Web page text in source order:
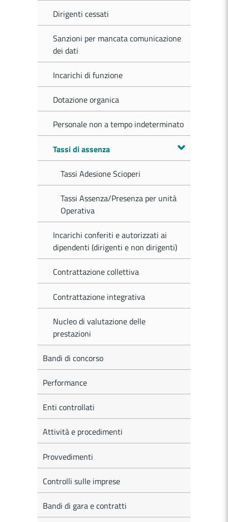
Dirigenti cessati
Sanzioni per mancata comunicazione
dei dati
Incarichi di funzione
Dotazione organica
Personale non a tempo indeterminato
Tassi di assenza
Tassi Adesione Scioperi
Tassi Assenza/Presenza per unità
Operativa
Incarichi conferiti e autorizzati ai
dipendenti (dirigenti e non dirigenti)
Contrattazione collettiva
Contrattazione integrativa
Nucleo di valutazione delle
prestazioni
Bandi di concorso
Performance
Enti controllati
Attività e procedimenti
Provvedimenti
Controlli sulle imprese
Bandi di gara e contratti